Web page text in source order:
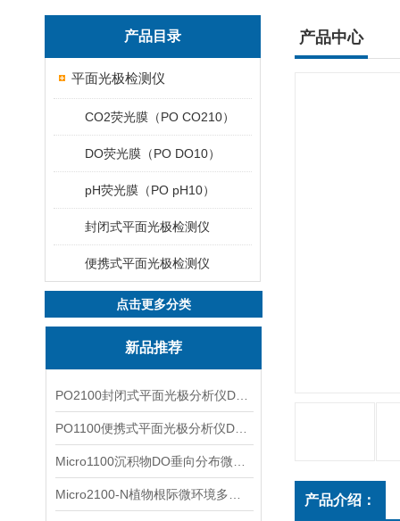
产品目录
平面光极检测仪
CO2荧光膜（PO CO210）
DO荧光膜（PO DO10）
pH荧光膜（PO pH10）
封闭式平面光极检测仪
便携式平面光极检测仪
点击更多分类
新品推荐
产品中心
产品介绍：